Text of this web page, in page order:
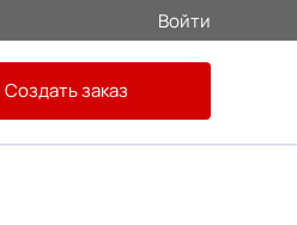
Войти
Создать заказ